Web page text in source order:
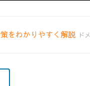
をわかりやすく解説 ド